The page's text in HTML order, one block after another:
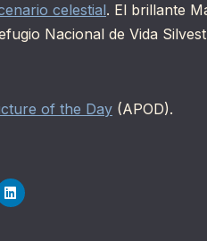
celestial. El brillante
Nacional de Vida
of the Day (APOD).